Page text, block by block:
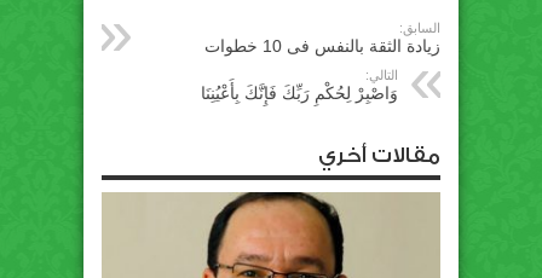
السابق:
زيادة الثقة بالنفس فى 10 خطوات
التالي:
وَاصْبِرْ لِحُكْمِ رَبِّكَ فَإِنَّكَ بِأَعْيُنِنَا
مقالات أخري